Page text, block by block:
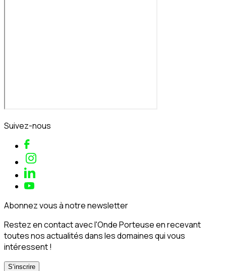
Suivez-nous
Abonnez vous à notre newsletter
Restez en contact avec l'Onde Porteuse en recevant
toutes nos actualités dans les domaines qui vous
intéressent !
S‘inscrire